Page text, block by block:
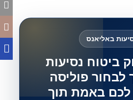
באליאנס
ביטוח נסיעות
לבחור פוליסה
באמת תוך